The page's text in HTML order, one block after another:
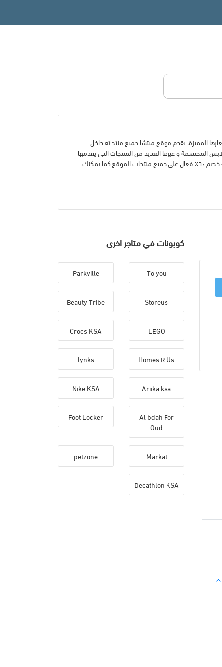
المميزة، يقدم موقع ميتشا جميع منتجاته داخل
المحتشمة و غيرها العديد من المنتجات التي يقدمها
الموقع، كما يقدم الموقع العديد من العروض و التخفيضات المتاحة على الموقع تصل الى نسبة خصم ٦٠٪ فعال على جميع منتجات الموقع كما يمكنك
كوبونات في متاجر اخرى
To you
Parkville
Storeus
Beauty Tribe
LEGO
Crocs KSA
Homes R Us
lynks
Ariika ksa
Nike KSA
Al bdah For
Oud
Foot Locker
Markat
petzone
Decathlon KSA